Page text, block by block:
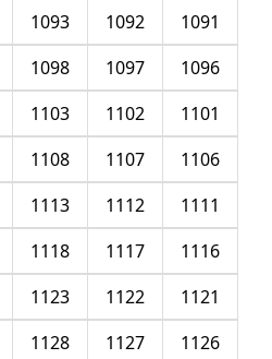
1091
1092
1093
1096
1097
1098
1101
1102
1103
1106
1107
1108
1111
1112
1113
1116
1117
1118
1121
1122
1123
1126
1127
1128